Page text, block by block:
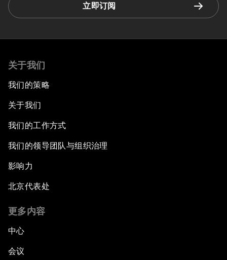
立即订阅
关于我们
我们的策略
关于我们
我们的工作方式
我们的领导团队与组织治理
影响力
北京代表处
更多内容
中心
会议